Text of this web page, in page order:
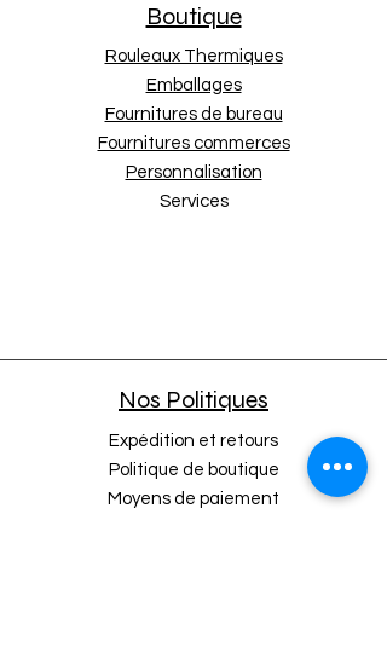
Boutique
Rouleaux Thermiques
Emballages
Fournitures de bureau
Fournitures commerces
Personnalisation
Services
Nos Politiques
Expédition et retours
Politique de boutique
Moyens de paiement